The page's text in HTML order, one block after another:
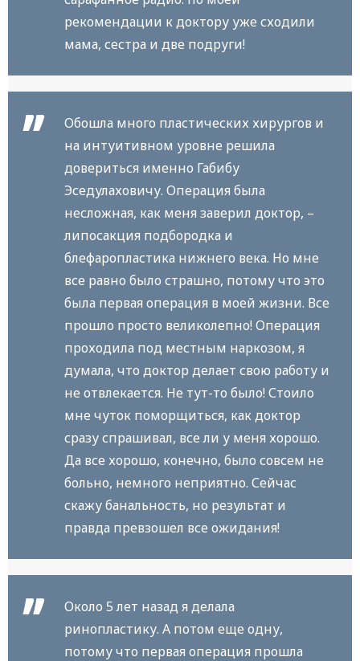
рекомендации к доктору уже сходили
мама, сестра и две подруги!
Обошла много пластических хирургов и
на интуитивном уровне решила
довериться именно Габибу
Эседулаховичу. Операция была
несложная, как меня заверил доктор, –
липосакция подбородка и
блефаропластика нижнего века. Но мне
все равно было страшно, потому что это
была первая операция в моей жизни. Все
прошло просто великолепно! Операция
проходила под местным наркозом, я
думала, что доктор делает свою работу и
не отвлекается. Не тут-то было! Стоило
мне чуток поморщиться, как доктор
сразу спрашивал, все ли у меня хорошо.
Да все хорошо, конечно, было совсем не
больно, немного неприятно. Сейчас
скажу банальность, но результат и
правда превзошел все ожидания!
Около 5 лет назад я делала
ринопластику. А потом еще одну,
потому что первая операция прошла